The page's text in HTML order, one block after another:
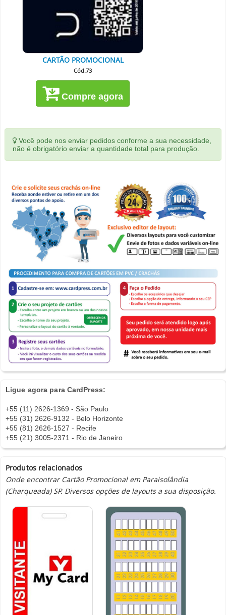
CARTÃO PROMOCIONAL
Cód.73
Compre agora
Você pode nos enviar pedidos conforme a sua necessidade,
não é obrigatório enviar a quantidade total para produção.
Ligue agora para CardPress:
+55 (11) 2626-1369 - São Paulo
+55 (31) 2626-9132 - Belo Horizonte
+55 (81) 2626-1527 - Recife
+55 (21) 3005-2371 - Rio de Janeiro
Produtos relacionados
Onde encontrar Cartão Promocional em Paraisolândia
(Charqueada) SP. Diversos opções de layouts a sua disposição.